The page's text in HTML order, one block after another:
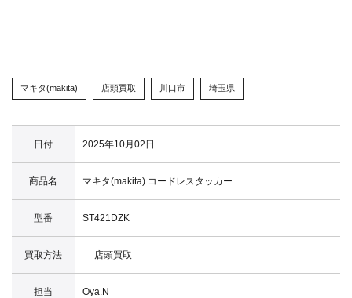
マキタ(makita) 店頭買取 川口市 埼玉県
日付 2025年10月02日
商品名 マキタ(makita) コードレスタッカー
型番 ST421DZK
買取方法 店頭買取
担当 Oya.N